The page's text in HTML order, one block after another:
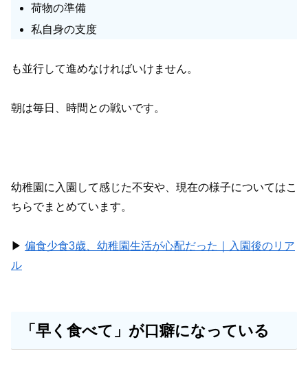
荷物の準備
私自身の支度
も並行して進めなければいけません。
朝は毎日、時間との戦いです。
幼稚園に入園して感じた不安や、現在の様子についてはこ
ちらでまとめています。
▶︎ 偏食少食3歳、幼稚園生活が心配だった｜入園後のリア
ル
「早く食べて」が口癖になっている